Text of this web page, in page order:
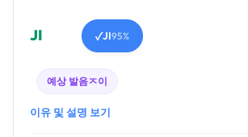
JI ✓JI95%
예상 발음ㅈ이
이유 및 설명 보기